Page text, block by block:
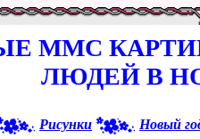
ММС
ЛЮДЕЙ В
Рисунки Новый